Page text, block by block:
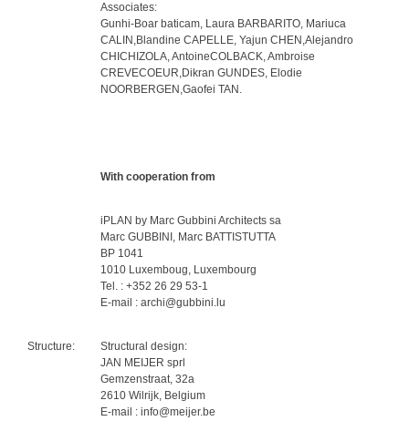
Associates:
Gunhi-Boar baticam, Laura BARBARITO, Mariuca
CALIN,Blandine CAPELLE, Yajun CHEN,Alejandro
CHICHIZOLA, AntoineCOLBACK, Ambroise
CREVECOEUR,Dikran GUNDES, Elodie
NOORBERGEN,Gaofei TAN.
With cooperation from
iPLAN by Marc Gubbini Architects sa
Marc GUBBINI, Marc BATTISTUTTA
BP 1041
1010 Luxemboug, Luxembourg
Tel. : +352 26 29 53-1
E-mail : archi@gubbini.lu
Structure:
Structural design:
JAN MEIJER sprl
Gemzenstraat, 32a
2610 Wilrijk, Belgium
E-mail : info@meijer.be